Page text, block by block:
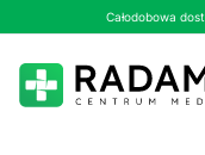
Całodobowa